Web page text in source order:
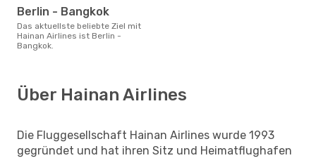
Berlin - Bangkok
Das aktuellste beliebte Ziel mit
Hainan Airlines ist Berlin -
Bangkok.
Über Hainan Airlines
Die Fluggesellschaft Hainan Airlines wurde 1993
gegründet und hat ihren Sitz und Heimatflughafen